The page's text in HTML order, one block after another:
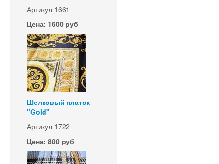
Артикул 1661
Цена: 1600 руб
Шелковый платок
"Gold"
Артикул 1722
Цена: 800 руб